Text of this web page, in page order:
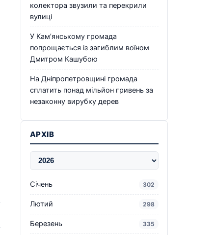
колектора звузили та перекрили
вулиці
У Кам’янському громада
попрощається із загиблим воїном
Дмитром Кашубою
На Дніпропетровщині громада
сплатить понад мільйон гривень за
незаконну вирубку дерев
АРХІВ
Січень 302
Лютий 298
Березень 335